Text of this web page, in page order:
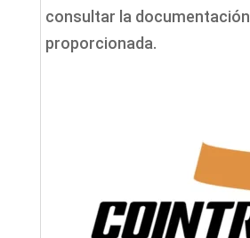
consultar la documentación
proporcionada.